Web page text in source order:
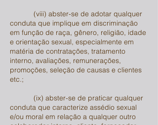
(viii) abster-se de adotar qualquer
conduta que implique em discriminação
em função de raça, gênero, religião, idade
e orientação sexual, especialmente em
matéria de contratações, tratamento
interno, avaliações, remunerações,
promoções, seleção de causas e clientes
etc.;
(ix) abster-se de praticar qualquer
conduta que caracterize assédio sexual
e/ou moral em relação a qualquer outro